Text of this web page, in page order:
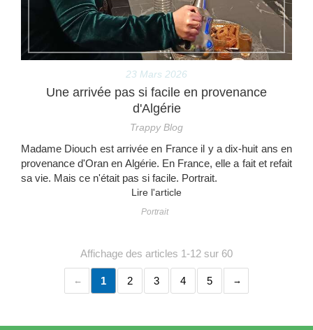
23 Mars 2026
Une arrivée pas si facile en provenance
d'Algérie
Trappy Blog
Madame Diouch est arrivée en France il y a dix-huit ans en
provenance d'Oran en Algérie. En France, elle a fait et refait
sa vie. Mais ce n'était pas si facile. Portrait.
Lire l'article
Portrait
Affichage des articles 1-12 sur 60
1 2 3 4 5